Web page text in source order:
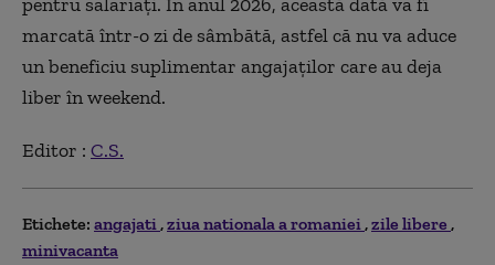
marcată într-o zi de sâmbătă, astfel că nu va aduce
un beneficiu suplimentar angajaților care au deja
liber în weekend.
Editor : C.S.
Etichete: angajati ziua nationala a romaniei zile libere
minivacanta